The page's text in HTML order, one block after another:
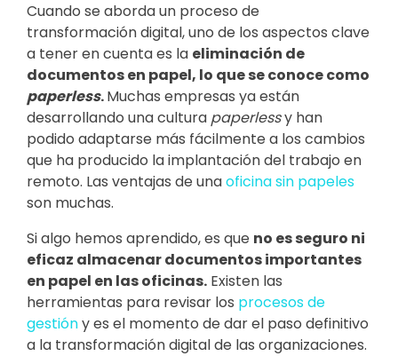
Cuando se aborda un proceso de
transformación digital, uno de los aspectos clave
a tener en cuenta es la eliminación de
documentos en papel, lo que se conoce como
paperless.Muchas empresas ya están
desarrollando una cultura paperlessy han
podido adaptarse más fácilmente a los cambios
que ha producido la implantación del trabajo en
remoto. Las ventajas de unaoficina sin papeles
son muchas.
Si algo hemos aprendido, es que no es seguro ni
eficaz almacenar documentos importantes
en papel en las oficinas. Existen las
herramientas para revisar los procesos de
gestióny es el momento de dar el paso definitivo
a la transformación digital de las organizaciones.